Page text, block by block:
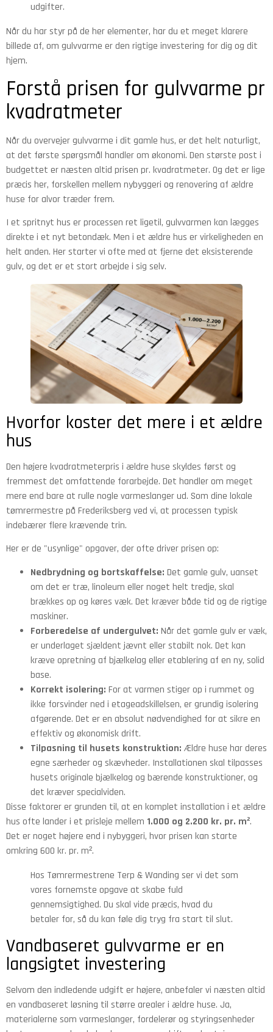
udgifter.
Når du har styr på de her elementer, har du et meget klarere
billede af, om gulvvarme er den rigtige investering for dig og dit
hjem.
Forstå prisen for gulvvarme pr
kvadratmeter
Når du overvejer gulvvarme i dit gamle hus, er det helt naturligt,
at det første spørgsmål handler om økonomi. Den største post i
budgettet er næsten altid prisen pr. kvadratmeter. Og det er lige
præcis her, forskellen mellem nybyggeri og renovering af ældre
huse for alvor træder frem.
I et spritnyt hus er processen ret ligetil, gulvvarmen kan lægges
direkte i et nyt betondæk. Men i et ældre hus er virkeligheden en
helt anden. Her starter vi ofte med at fjerne det eksisterende
gulv, og det er et stort arbejde i sig selv.
Hvorfor koster det mere i et ældre
hus
Den højere kvadratmeterpris i ældre huse skyldes først og
fremmest det omfattende forarbejde. Det handler om meget
mere end bare at rulle nogle varmeslanger ud. Som dine lokale
tømrermestre på Frederiksberg ved vi, at processen typisk
indebærer flere krævende trin.
Her er de "usynlige" opgaver, der ofte driver prisen op:
Nedbrydning og bortskaffelse: Det gamle gulv, uanset
om det er træ, linoleum eller noget helt tredje, skal
brækkes op og køres væk. Det kræver både tid og de rigtige
maskiner.
Forberedelse af undergulvet: Når det gamle gulv er væk,
er underlaget sjældent jævnt eller stabilt nok. Det kan
kræve opretning af bjælkelag eller etablering af en ny, solid
base.
Korrekt isolering: For at varmen stiger op i rummet og
ikke forsvinder ned i etageadskillelsen, er grundig isolering
afgørende. Det er en absolut nødvendighed for at sikre en
effektiv og økonomisk drift.
Tilpasning til husets konstruktion: Ældre huse har deres
egne særheder og skævheder. Installationen skal tilpasses
husets originale bjælkelag og bærende konstruktioner, og
det kræver specialviden.
Disse faktorer er grunden til, at en komplet installation i et ældre
hus ofte lander i et prisleje mellem 1.000 og 2.200 kr. pr. m².
Det er noget højere end i nybyggeri, hvor prisen kan starte
omkring 600 kr. pr. m².
Hos Tømrermestrene Terp & Wanding ser vi det som
vores fornemste opgave at skabe fuld
gennemsigtighed. Du skal vide præcis, hvad du
betaler for, så du kan føle dig tryg fra start til slut.
Vandbaseret gulvvarme er en
langsigtet investering
Selvom den indledende udgift er højere, anbefaler vi næsten altid
en vandbaseret løsning til større arealer i ældre huse. Ja,
materialerne som varmeslanger, fordelerør og styringsenheder